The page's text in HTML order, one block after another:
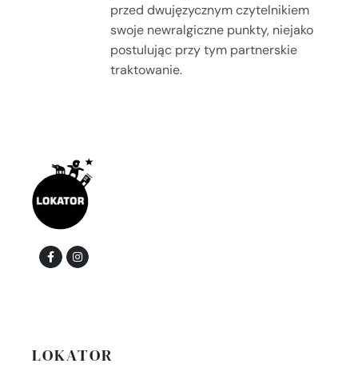
przed dwujęzycznym czytelnikiem
swoje newralgiczne punkty, niejako
postulując przy tym partnerskie
traktowanie.
LOKATOR